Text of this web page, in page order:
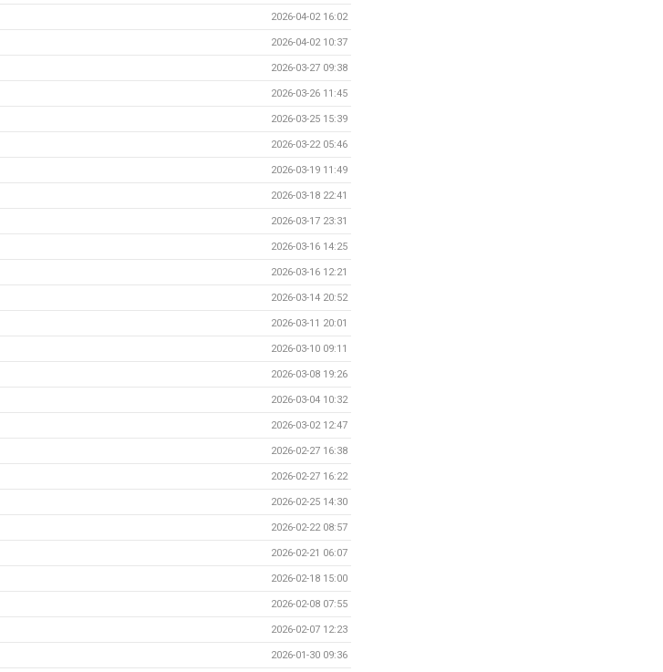
2026-04-02 16:02
2026-04-02 10:37
2026-03-27 09:38
2026-03-26 11:45
2026-03-25 15:39
2026-03-22 05:46
2026-03-19 11:49
2026-03-18 22:41
2026-03-17 23:31
2026-03-16 14:25
2026-03-16 12:21
2026-03-14 20:52
2026-03-11 20:01
2026-03-10 09:11
2026-03-08 19:26
2026-03-04 10:32
2026-03-02 12:47
2026-02-27 16:38
2026-02-27 16:22
2026-02-25 14:30
2026-02-22 08:57
2026-02-21 06:07
2026-02-18 15:00
2026-02-08 07:55
2026-02-07 12:23
2026-01-30 09:36